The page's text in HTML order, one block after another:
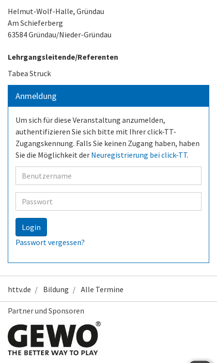
Helmut-Wolf-Halle, Gründau
Am Schieferberg
63584 Gründau/Nieder-Gründau
Lehrgangsleitende/Referenten
Tabea Struck
Anmeldung
Um sich für diese Veranstaltung anzumelden,
authentifizieren Sie sich bitte mit Ihrer click-TT-
Zugangskennung. Falls Sie keinen Zugang haben, haben
Sie die Möglichkeit der Neuregistrierung bei click-TT.
Benutzer
Passwort
Login
Passwort vergessen?
httv.de Bildung Alle Termine
Partner und Sponsoren